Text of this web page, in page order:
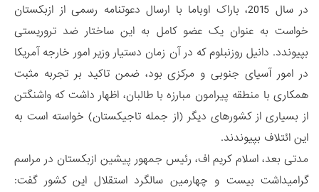
در سال 2015، باراک اوباما با ارسال دعوتنامه رسمی از ازبکستان
خواست به عنوان یک عضو کامل به این ساختار ضد تروریستی
بپیوندد. دانیل روزنبلوم که در آن زمان دستیار وزیر امور خارجه آمریکا
در امور آسیای جنوبی و مرکزی بود، ضمن تاکید بر تجربه مثبت
همکاری با منطقه پیرامون مبارزه با طالبان، اظهار داشت که واشنگتن
از بسیاری از کشورهای دیگر (از جمله تاجیکستان) خواسته است به
این ائتلاف بپیوندند.
مدتی بعد، اسلام کریم اف، رئیس جمهور پیشین ازبکستان در مراسم
گرامیداشت بیست و چهارمین سالگرد استقلال این کشور گفت: